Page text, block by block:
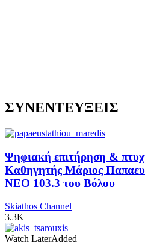
ΣΥΝΕΝΤΕΥΞΕΙΣ
Ψηφιακή επιτήρηση &
Καθηγητής Μάριος
NEO 103.3 του Βόλου
Skiathos Channel
3.3K
Watch LaterAdded